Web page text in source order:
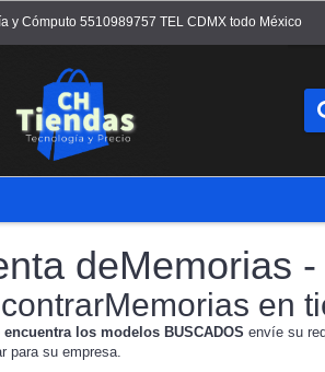
y Cómputo 5510989757 TEL CDMX todo México
deMemorias
en
los modelos BUSCADOS envíe su
para su empresa.